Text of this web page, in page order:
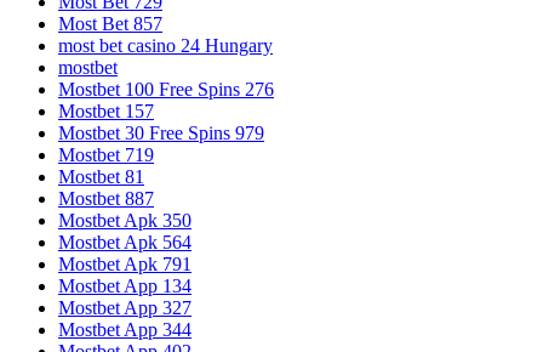
Most Bet 857
most bet casino 24 Hungary
mostbet
Mostbet 100 Free Spins 276
Mostbet 157
Mostbet 30 Free Spins 979
Mostbet 719
Mostbet 81
Mostbet 887
Mostbet Apk 350
Mostbet Apk 564
Mostbet Apk 791
Mostbet App 134
Mostbet App 327
Mostbet App 344